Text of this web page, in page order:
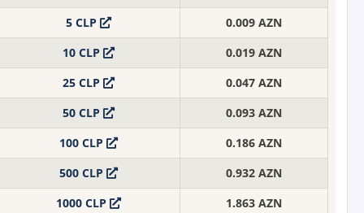
5 CLP
0.009 AZN
10 CLP
0.019 AZN
25 CLP
0.047 AZN
50 CLP
0.093 AZN
100 CLP
0.186 AZN
500 CLP
0.932 AZN
1000 CLP
1.863 AZN